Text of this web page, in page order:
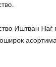
Иштван Наѓ